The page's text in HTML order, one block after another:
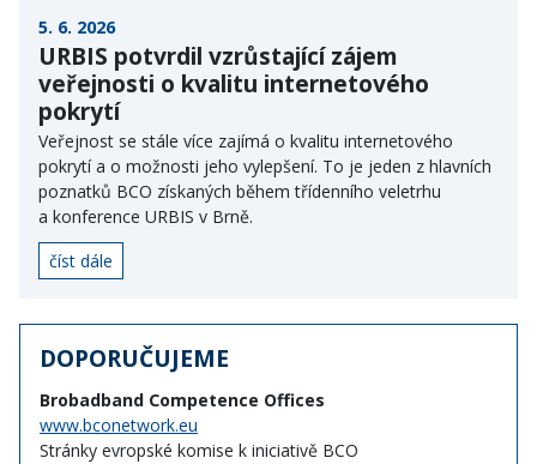
5. 6. 2026
URBIS potvrdil vzrůstající zájem
veřejnosti o kvalitu internetového
pokrytí
Veřejnost se stále více zajímá o kvalitu internetového
pokrytí a o možnosti jeho vylepšení. To je jeden z hlavních
poznatků BCO získaných během třídenního veletrhu
a konference URBIS v Brně.
číst dále
DOPORUČUJEME
Brobadband Competence Offices
www.bconetwork.eu
Stránky evropské komise k iniciativě BCO